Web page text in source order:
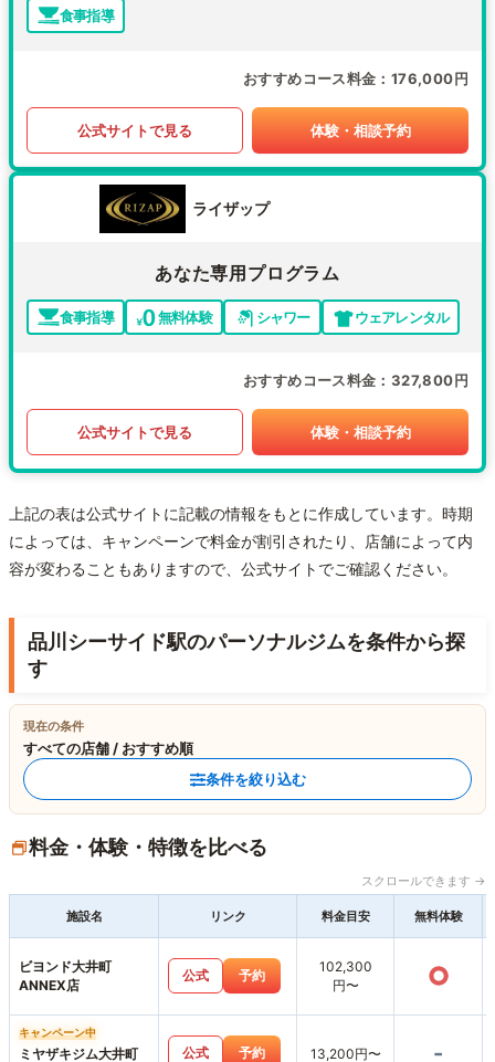
食事指導
おすすめコース料金 176,000円
公式サイトで見る 体験・相談予約
ライザップ
あなた専用プログラム
食事指導 無料体験 シャワー ウェアレンタル
おすすめコース料金 327,800円
公式サイトで見る 体験・相談予約
上記の表は公式サイトに記載の情報をもとに作成しています。時期
によっては、キャンペーンで料金が割引されたり、店舗によって内
容が変わることもありますので、公式サイトでご確認ください。
品川シーサイド駅のパーソナルジムを条件から探
す
現在の条件
すべての店舗 / おすすめ順
条件を絞り込む
料金・体験・特徴を比べる
スクロールできます →
施設名 リンク 料金目安 無料体験
ビヨンド大井町
ANNEX店
公式 予約
102,300
円〜
○
キャンペーン中
ミヤザキジム大井町
公式 予約 13,200円〜 -